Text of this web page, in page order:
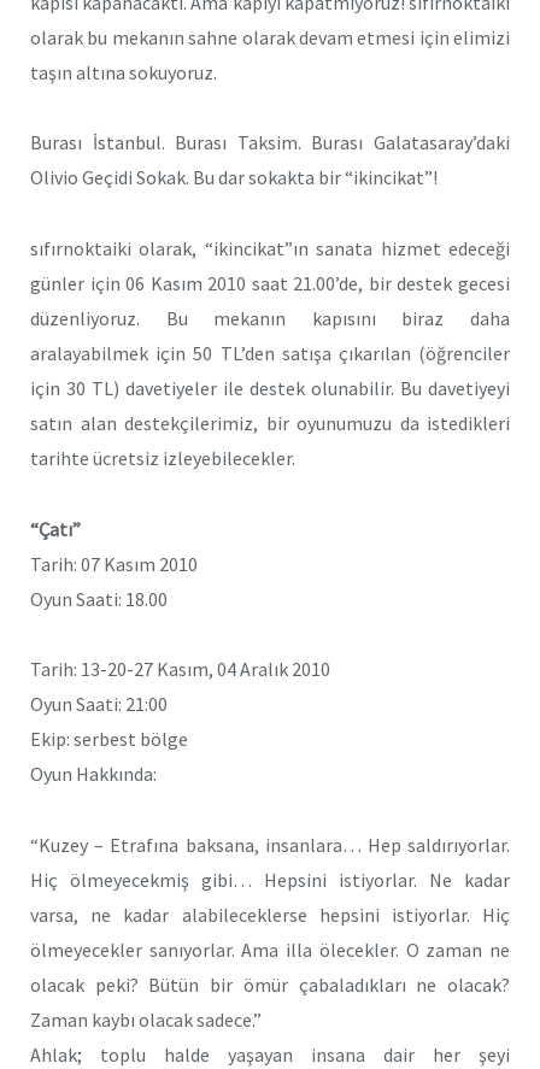
olarak bu mekanın sahne olarak devam etmesi için elimizi
taşın altına sokuyoruz.
Burası İstanbul. Burası Taksim. Burası Galatasaray’daki
Olivio Geçidi Sokak. Bu dar sokakta bir “ikincikat”!
sıfırnoktaiki olarak, “ikincikat”ın sanata hizmet edeceği
günler için 06 Kasım 2010 saat 21.00’de, bir destek gecesi
düzenliyoruz. Bu mekanın kapısını biraz daha
aralayabilmek için 50 TL’den satışa çıkarılan (öğrenciler
için 30 TL) davetiyeler ile destek olunabilir. Bu davetiyeyi
satın alan destekçilerimiz, bir oyunumuzu da istedikleri
tarihte ücretsiz izleyebilecekler.
“Çatı”
Tarih: 07 Kasım 2010
Oyun Saati: 18.00
Tarih: 13-20-27 Kasım, 04 Aralık 2010
Oyun Saati: 21:00
Ekip: serbest bölge
Oyun Hakkında:
“Kuzey – Etrafına baksana, insanlara… Hep saldırıyorlar.
Hiç ölmeyecekmiş gibi… Hepsini istiyorlar. Ne kadar
varsa, ne kadar alabileceklerse hepsini istiyorlar. Hiç
ölmeyecekler sanıyorlar. Ama illa ölecekler. O zaman ne
olacak peki? Bütün bir ömür çabaladıkları ne olacak?
Zaman kaybı olacak sadece.”
Ahlak; toplu halde yaşayan insana dair her şeyi